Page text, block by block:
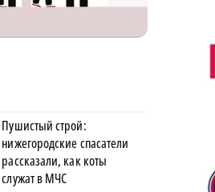
Пушистый строй:
нижегородские спасатели
рассказали, как коты
служат в МЧС